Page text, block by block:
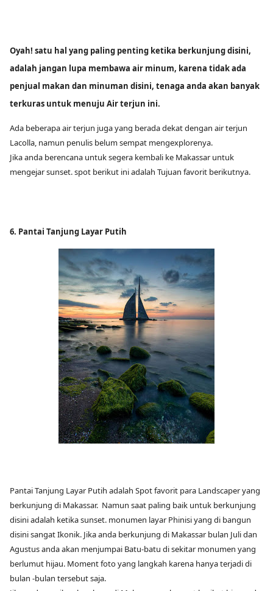
Oyah! satu hal yang paling penting ketika berkunjung disini,
adalah jangan lupa membawa air minum, karena tidak ada
penjual makan dan minuman disini, tenaga anda akan banyak
terkuras untuk menuju Air terjun ini.
Ada beberapa air terjun juga yang berada dekat dengan air terjun
Lacolla, namun penulis belum sempat mengexplorenya.
Jika anda berencana untuk segera kembali ke Makassar untuk
mengejar sunset. spot berikut ini adalah Tujuan favorit berikutnya.
6. Pantai Tanjung Layar Putih
Pantai Tanjung Layar Putih adalah Spot favorit para Landscaper yang
berkunjung di Makassar. Namun saat paling baik untuk berkunjung
disini adalah ketika sunset. monumen layar Phinisi yang di bangun
disini sangat Ikonik. Jika anda berkunjung di Makassar bulan Juli dan
Agustus anda akan menjumpai Batu-batu di sekitar monumen yang
berlumut hijau. Moment foto yang langkah karena hanya terjadi di
bulan -bulan tersebut saja.